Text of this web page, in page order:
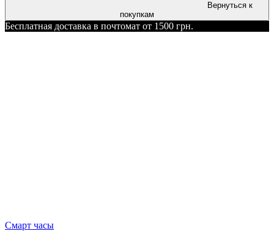
Вернуться к
покупкам
Бесплатная доставка в почтомат от 1500 грн.
Смарт часы